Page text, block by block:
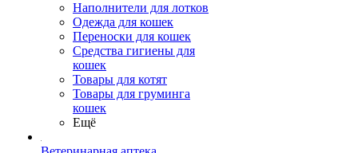
Наполнители для лотков
Одежда для кошек
Переноски для кошек
Средства гигиены для
кошек
Товары для котят
Товары для груминга
кошек
Ещё